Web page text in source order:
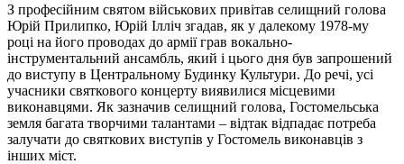
З професійним святом військових привітав селищний голова
Юрій Прилипко, Юрій Ілліч згадав, як у далекому 1978-му
році на його проводах до армії грав вокально-
інструментальний ансамбль, який і цього дня був запрошений
до виступу в Центральному Будинку Культури. До речі, усі
учасники святкового концерту виявилися місцевими
виконавцями. Як зазначив селищний голова, Гостомельська
земля багата творчими талантами – відтак відпадає потреба
залучати до святкових виступів у Гостомель виконавців з
інших міст.